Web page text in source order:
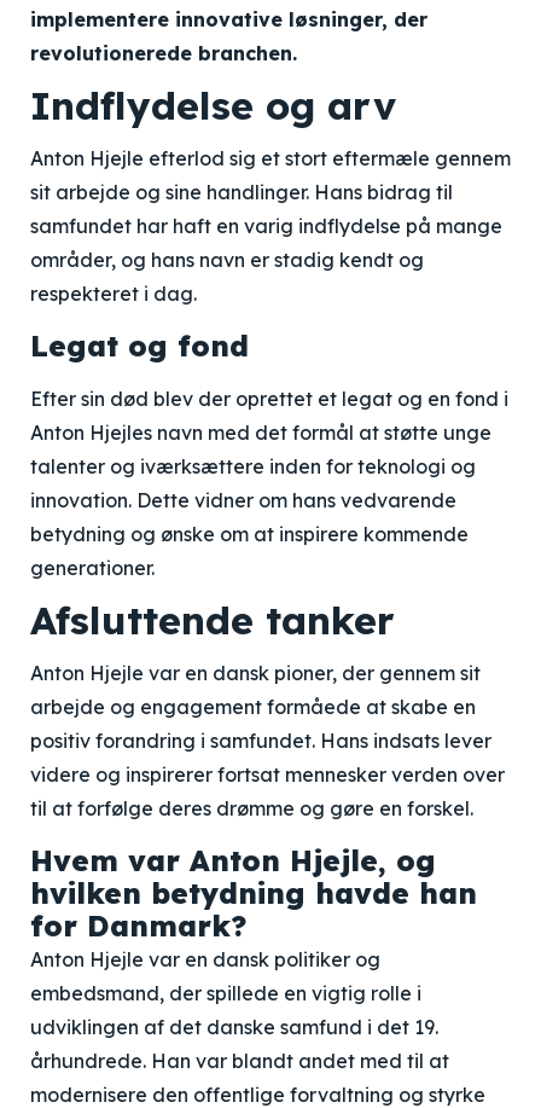
implementere innovative løsninger, der
revolutionerede branchen.
Indflydelse og arv
Anton Hjejle efterlod sig et stort eftermæle gennem
sit arbejde og sine handlinger. Hans bidrag til
samfundet har haft en varig indflydelse på mange
områder, og hans navn er stadig kendt og
respekteret i dag.
Legat og fond
Efter sin død blev der oprettet et legat og en fond i
Anton Hjejles navn med det formål at støtte unge
talenter og iværksættere inden for teknologi og
innovation. Dette vidner om hans vedvarende
betydning og ønske om at inspirere kommende
generationer.
Afsluttende tanker
Anton Hjejle var en dansk pioner, der gennem sit
arbejde og engagement formåede at skabe en
positiv forandring i samfundet. Hans indsats lever
videre og inspirerer fortsat mennesker verden over
til at forfølge deres drømme og gøre en forskel.
Hvem var Anton Hjejle, og
hvilken betydning havde han
for Danmark?
Anton Hjejle var en dansk politiker og
embedsmand, der spillede en vigtig rolle i
udviklingen af det danske samfund i det 19.
århundrede. Han var blandt andet med til at
modernisere den offentlige forvaltning og styrke